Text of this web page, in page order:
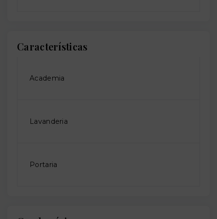
Características
Academia
Lavanderia
Portaria